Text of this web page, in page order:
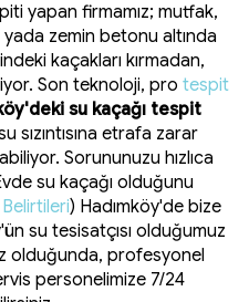
yapan firmamız; mutfak,
zemin betonu altında
kaçakları kırmadan,
Son teknoloji, pro tespit
su kaçağı tespit
sızıntısına etrafa zarar
Sorununuzu hızlıca
su kaçağı olduğunu
) Hadımköy'de bize
su tesisatçısı olduğumuz
olduğunda, profesyonel
personelimize 7/24